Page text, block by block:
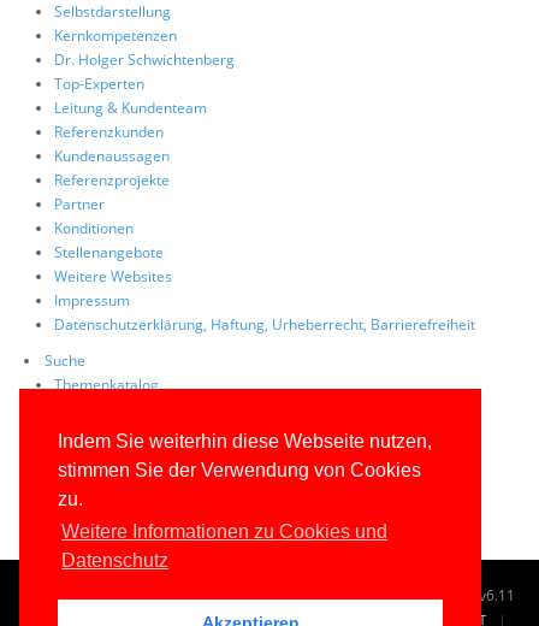
Indem Sie weiterhin diese Webseite nutzen,
stimmen Sie der Verwendung von Cookies
zu.
Weitere Informationen zu Cookies und
Datenschutz
Selbstdarstellung
Kernkompetenzen
Dr. Holger Schwichtenberg
Top-Experten
Leitung & Kundenteam
Referenzkunden
Kundenaussagen
Referenzprojekte
Partner
Konditionen
Stellenangebote
Weitere Websites
Impressum
Datenschutzerklärung, Haftung, Urheberrecht, Barrierefreiheit
Suche
Themenkatalog
Volltextsuche
FAQs
© 1996-2026www.IT-Visions.de-Dr. Holger Schwichtenberg v6.11
TAG CLOUD KONTAKT